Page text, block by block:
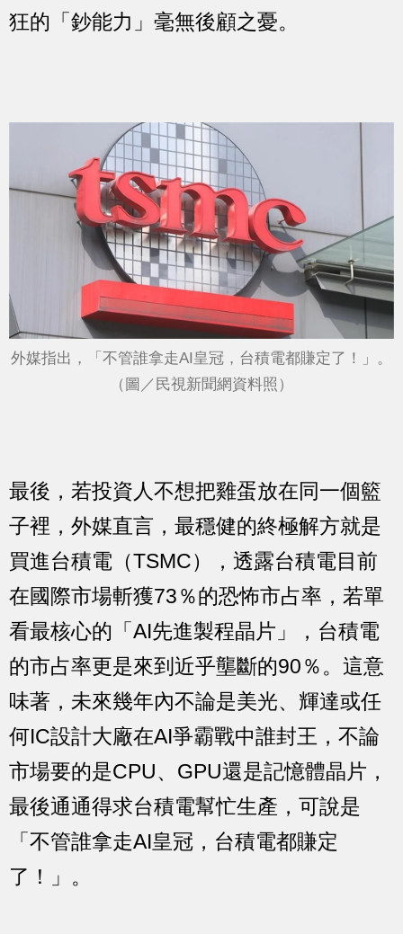
狂的「鈔能力」毫無後顧之憂。
外媒指出，「不管誰拿走AI皇冠，台積電都賺定了！」。
（圖／民視新聞網資料照）
最後，若投資人不想把雞蛋放在同一個籃
子裡，外媒直言，最穩健的終極解方就是
買進台積電（TSMC），透露台積電目前
在國際市場斬獲73％的恐怖市占率，若單
看最核心的「AI先進製程晶片」，台積電
的市占率更是來到近乎壟斷的90％。這意
味著，未來幾年內不論是美光、輝達或任
何IC設計大廠在AI爭霸戰中誰封王，不論
市場要的是CPU、GPU還是記憶體晶片，
最後通通得求台積電幫忙生產，可說是
「不管誰拿走AI皇冠，台積電都賺定
了！」。